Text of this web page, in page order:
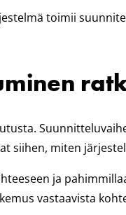
toimii
miten
ja
vastaavista